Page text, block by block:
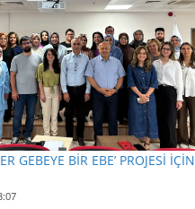
GEBEYE BİR EBE’ PROJESİ İÇİN